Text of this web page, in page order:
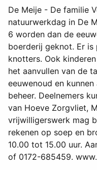
De Meije - De familie
natuurwerkdag in De
6 worden dan de
boerderij geknot. Er
knotters. Ook
het aanvullen van de
eeuwenoud en
beheer. Deelnemers
van Hoeve Zorgvliet,
vrijwilligerswerk mag
rekenen op soep en
10.00 tot 15.00 uur.
of 0172-685459.